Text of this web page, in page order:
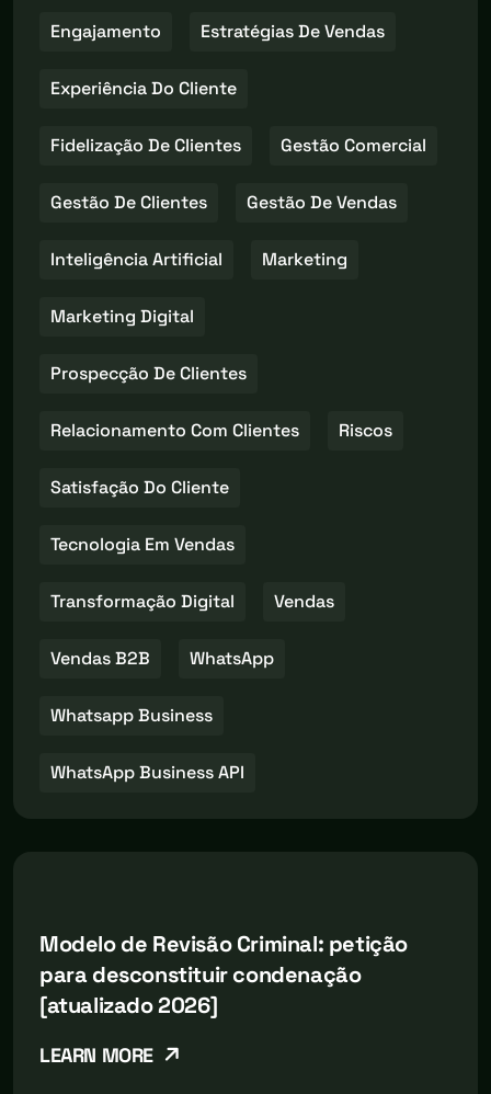
Engajamento Estratégias De Vendas
Experiência Do Cliente
Fidelização De Clientes Gestão Comercial
Gestão De Clientes Gestão De Vendas
Inteligência Artificial Marketing
Marketing Digital
Prospecção De Clientes
Relacionamento Com Clientes Riscos
Satisfação Do Cliente
Tecnologia Em Vendas
Transformação Digital Vendas
Vendas B2B WhatsApp
Whatsapp Business
WhatsApp Business API
Modelo de Revisão Criminal: petição
para desconstituir condenação
[atualizado 2026]
LEARN MORE